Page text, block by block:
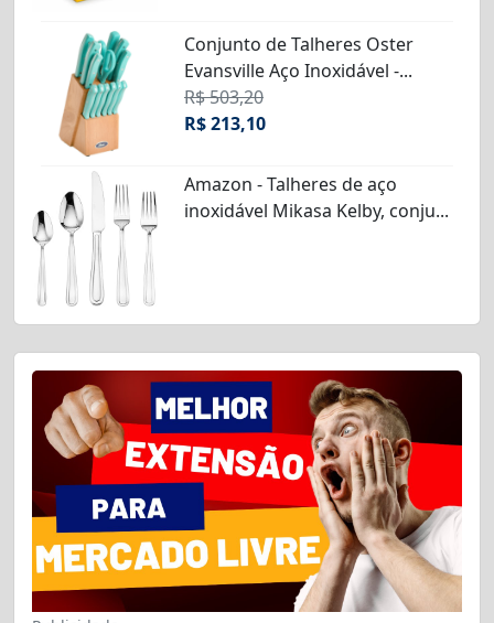
Conjunto de Talheres Oster
Evansville Aço Inoxidável -...
R$ 503,20
R$ 213,10
Amazon - Talheres de aço
inoxidável Mikasa Kelby, conju...